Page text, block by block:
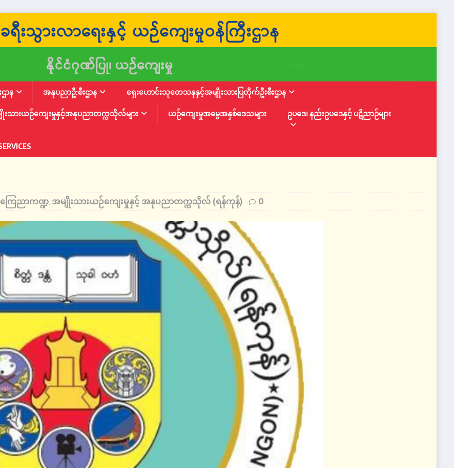
ာန အနုပညာဦ:စီးဌာန
ရှေးဟောင်းသုတေသနနှင့်အမျိုးသားပြတိုက်ဦးစီးဌာန
းသားယဉ်ကျေးမှုနှင့်အနုပညာတက္ကသိုလ်များ ယဉ်ကျေးမှုအမွေအနှစ်ဒေသများ ဥပဒေ၊ နည်းဥပဒေနှင့် ပဋိညာဉ်များ
ကြေညာကဏ္ဍ, အမျိုးသားယဉ်ကျေးမှုနှင့် အနုပညာတက္ကသိုလ် (ရန်ကုန်) 0